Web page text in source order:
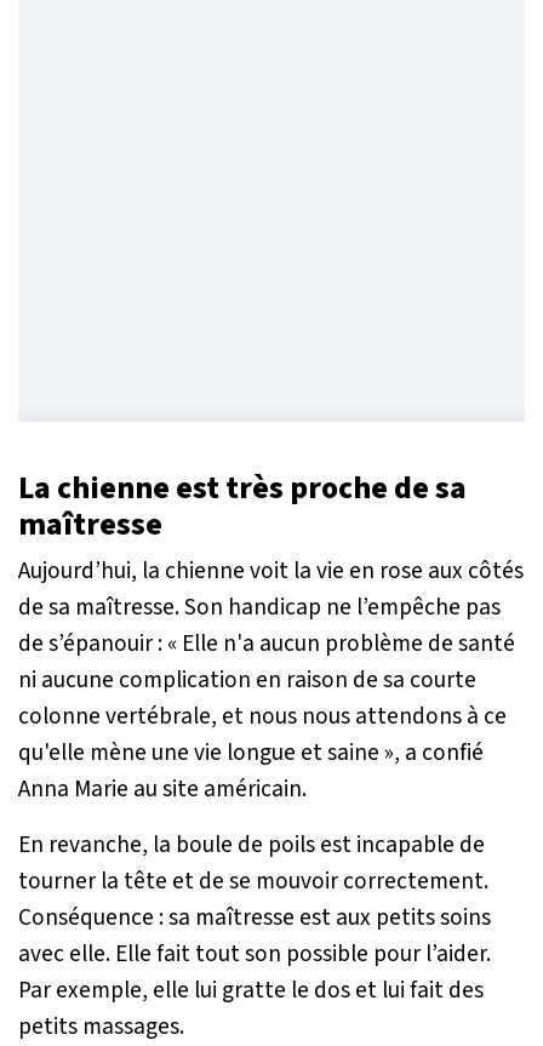
La chienne est très proche de sa
maîtresse
Aujourd’hui, la chienne voit la vie en rose aux côtés
de sa maîtresse. Son handicap ne l’empêche pas
de s’épanouir : « Elle n'a aucun problème de santé
ni aucune complication en raison de sa courte
colonne vertébrale, et nous nous attendons à ce
qu'elle mène une vie longue et saine », a confié
Anna Marie au site américain.
En revanche, la boule de poils est incapable de
tourner la tête et de se mouvoir correctement.
Conséquence : sa maîtresse est aux petits soins
avec elle. Elle fait tout son possible pour l’aider.
Par exemple, elle lui gratte le dos et lui fait des
petits massages.